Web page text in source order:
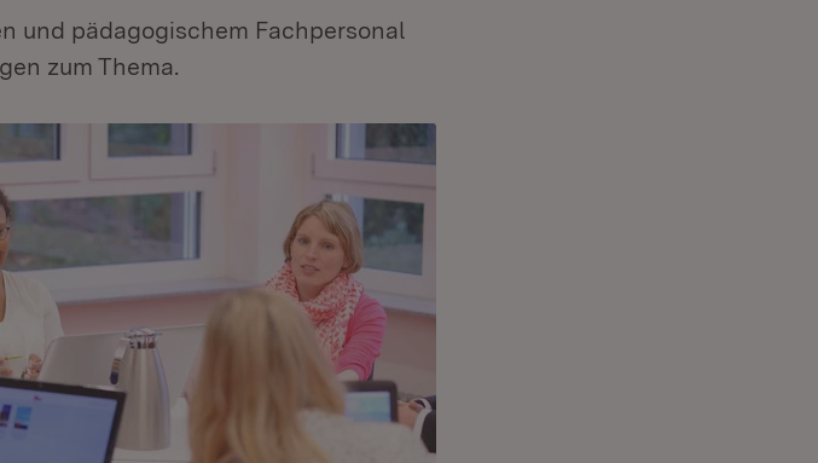
und pädagogischem Fachpersonal
zum Thema.